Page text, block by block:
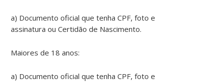
a) Documento oficial que tenha CPF, foto e
assinatura ou Certidão de Nascimento.
Maiores de 18 anos:
a) Documento oficial que tenha CPF, foto e